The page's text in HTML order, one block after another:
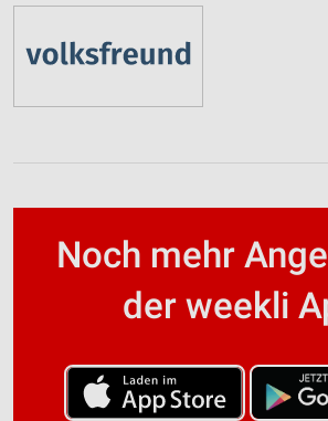
Noch mehr
der weekli